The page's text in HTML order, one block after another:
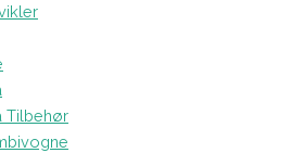
Tilbehør